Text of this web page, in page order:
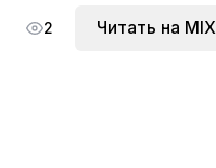
2 Читать на MIX